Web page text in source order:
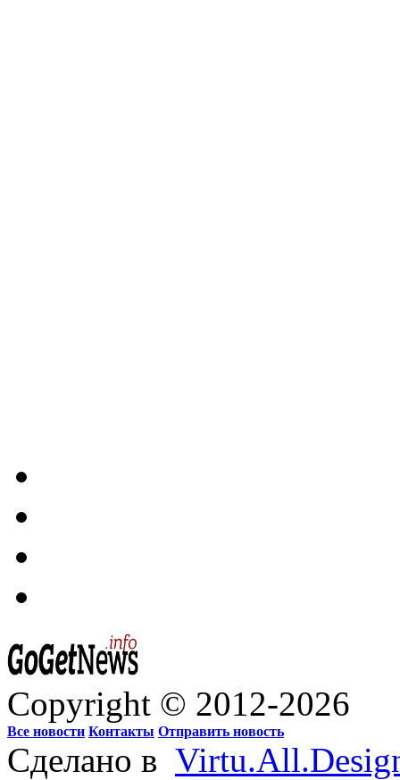
Copyright © 2012-2026
Все новости Контакты Отправить новость
Сделано в